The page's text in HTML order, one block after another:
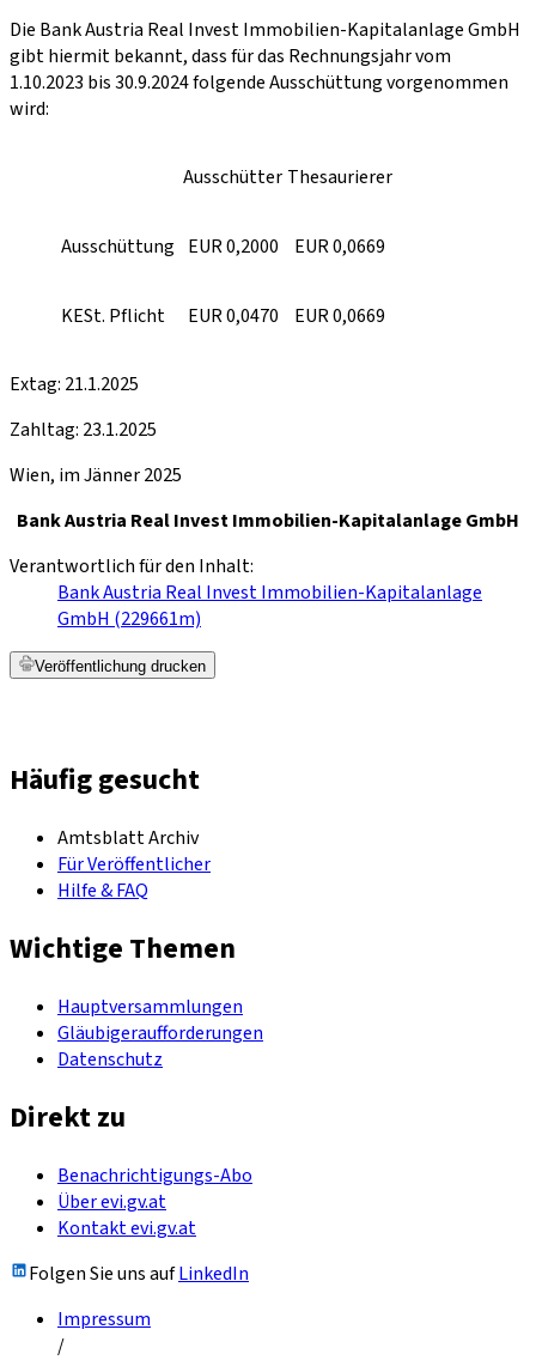
Die Bank Austria Real Invest Immobilien-Kapitalanlage GmbH
gibt hiermit bekannt, dass für das Rechnungsjahr vom
1.10.2023 bis 30.9.2024 folgende Ausschüttung vorgenommen
wird:
Ausschütter Thesaurierer
Ausschüttung EUR 0,2000 EUR 0,0669
KESt. Pflicht EUR 0,0470 EUR 0,0669
Extag: 21.1.2025
Zahltag: 23.1.2025
Wien, im Jänner 2025
Bank Austria Real Invest Immobilien-Kapitalanlage GmbH
Verantwortlich für den Inhalt:
Bank Austria Real Invest Immobilien-Kapitalanlage
GmbH (229661m)
Veröffentlichung drucken
Häufig gesucht
Amtsblatt Archiv
Für Veröffentlicher
Hilfe & FAQ
Wichtige Themen
Hauptversammlungen
Gläubigeraufforderungen
Datenschutz
Direkt zu
Benachrichtigungs-Abo
Über evi.gv.at
Kontakt evi.gv.at
Folgen Sie uns aufLinkedIn
Impressum
/